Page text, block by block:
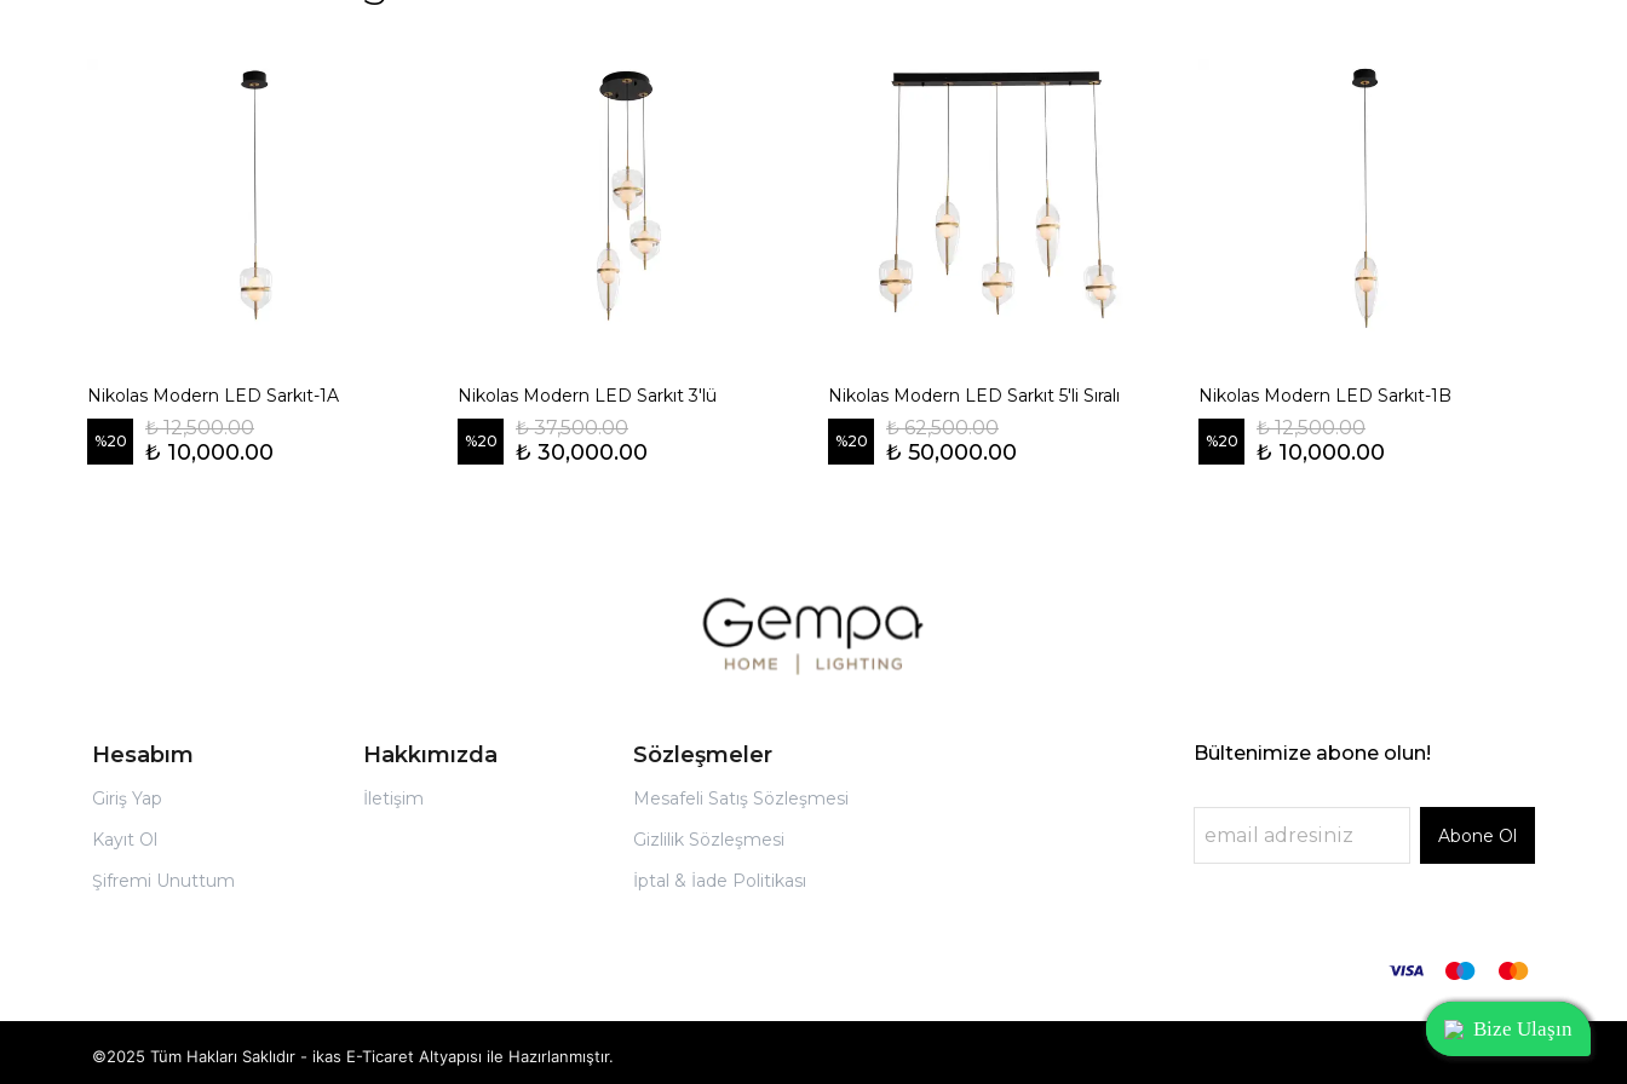
Nikolas Modern LED Sarkıt-1A
%20
₺ 12,500.00
₺ 10,000.00
Nikolas Modern LED Sarkıt 3'lü
%20
₺ 37,500.00
₺ 30,000.00
Nikolas Modern LED Sarkıt 5'li Sıralı
%20
₺ 62,500.00
₺ 50,000.00
Nikolas Modern LED Sarkıt-1B
%20
₺ 12,500.00
₺ 10,000.00
Hesabım
Giriş Yap
Kayıt Ol
Şifremi Unuttum
Hakkımızda
İletişim
Sözleşmeler
Mesafeli Satış Sözleşmesi
Gizlilik Sözleşmesi
İptal & İade Politikası
Bültenimize abone olun!
Abone Ol
©2025 Tüm Hakları Saklıdır - ikas E-Ticaret Altyapısı ile Hazırlanmıştır.
Bize Ulaşın
Bize Ulaşın
Bize Ulaşın